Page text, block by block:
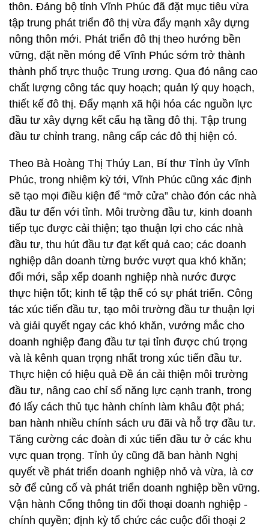
thôn. Đảng bộ tỉnh Vĩnh Phúc đã đặt mục tiêu vừa
tập trung phát triển đô thị vừa đẩy mạnh xây dựng
nông thôn mới. Phát triển đô thị theo hướng bền
vững, đặt nền móng để Vĩnh Phúc sớm trở thành
thành phố trực thuộc Trung ương. Qua đó nâng cao
chất lượng công tác quy hoạch; quản lý quy hoạch,
thiết kế đô thị. Đẩy mạnh xã hội hóa các nguồn lực
đầu tư xây dựng kết cấu hạ tầng đô thị. Tập trung
đầu tư chỉnh trang, nâng cấp các đô thị hiện có.
Theo Bà Hoàng Thị Thúy Lan, Bí thư Tỉnh ủy Vĩnh
Phúc, trong nhiệm kỳ tới, Vĩnh Phúc cũng xác định
sẽ tạo mọi điều kiện để “mở cửa” chào đón các nhà
đầu tư đến với tỉnh. Môi trường đầu tư, kinh doanh
tiếp tục được cải thiện; tạo thuận lợi cho các nhà
đầu tư, thu hút đầu tư đạt kết quả cao; các doanh
nghiệp dân doanh từng bước vượt qua khó khăn;
đổi mới, sắp xếp doanh nghiệp nhà nước được
thực hiện tốt; kinh tế tập thể có sự phát triển. Công
tác xúc tiến đầu tư, tạo môi trường đầu tư thuận lợi
và giải quyết ngay các khó khăn, vướng mắc cho
doanh nghiệp đang đầu tư tại tỉnh được chú trọng
và là kênh quan trọng nhất trong xúc tiến đầu tư.
Thực hiện có hiệu quả Đề án cải thiện môi trường
đầu tư, nâng cao chỉ số năng lực cạnh tranh, trong
đó lấy cách thủ tục hành chính làm khâu đột phá;
ban hành nhiều chính sách ưu đãi và hỗ trợ đầu tư.
Tăng cường các đoàn đi xúc tiến đầu tư ở các khu
vực quan trọng. Tỉnh ủy cũng đã ban hành Nghị
quyết về phát triển doanh nghiệp nhỏ và vừa, là cơ
sở để củng cố và phát triển doanh nghiệp bền vững.
Vận hành Cổng thông tin đối thoại doanh nghiệp -
chính quyền; định kỳ tổ chức các cuộc đối thoại 2